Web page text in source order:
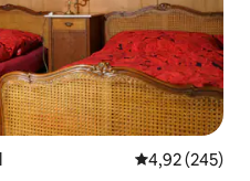
Évaluation
4,92 (245)